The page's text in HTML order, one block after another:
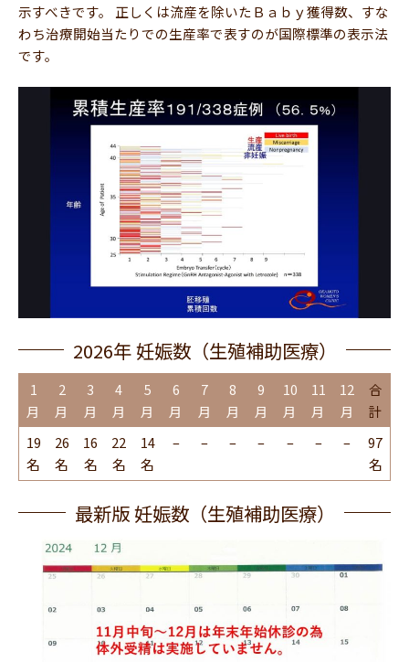
示すべきです。 正しくは流産を除いたＢａｂｙ獲得数、すな
わち治療開始当たりでの生産率で表すのが国際標準の表示法
です。
2026年 妊娠数（生殖補助医療）
1
月
19
名
2
月
26
名
3
月
16
名
4
月
22
名
5
月
14
名
6
月
–
7
月
–
8
月
–
9
月
–
10
月
–
11
月
–
12
月
–
合
計
97
名
最新版 妊娠数（生殖補助医療）
ー ー ー